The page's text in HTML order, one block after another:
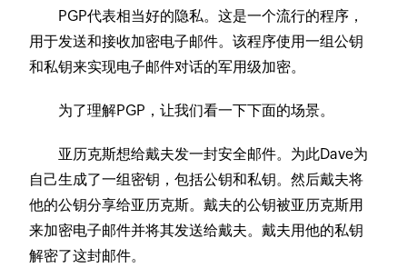
PGP代表相当好的隐私。这是一个流行的程序，
用于发送和接收加密电子邮件。该程序使用一组公钥
和私钥来实现电子邮件对话的军用级加密。
为了理解PGP，让我们看一下下面的场景。
亚历克斯想给戴夫发一封安全邮件。为此Dave为
自己生成了一组密钥，包括公钥和私钥。然后戴夫将
他的公钥分享给亚历克斯。戴夫的公钥被亚历克斯用
来加密电子邮件并将其发送给戴夫。戴夫用他的私钥
解密了这封邮件。